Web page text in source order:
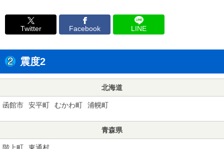
Twitter Facebook LINE
震度2
北海道
函館市 安平町 むかわ町 浦幌町
青森県
階上町 東通村